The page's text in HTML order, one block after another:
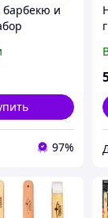
барбекю и
для
з
97%